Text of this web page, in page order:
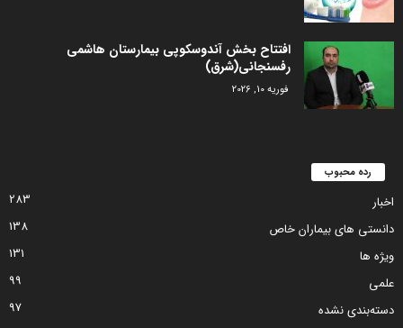
افتتاح بخش آندوسکوپی بیمارستان هاشمی
رفسنجانی(شرق)
فوریه 10, 2026
رده محبوب
اخبار
283
دانستی های بیماران خاص
138
ویژه ها
131
علمی
99
دسته‌بندی نشده
97